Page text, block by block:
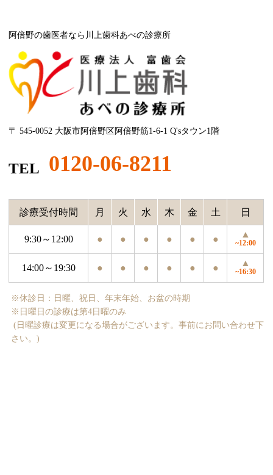
阿倍野の歯医者なら川上歯科あべの診療所
〒 545-0052 大阪市阿倍野区阿倍野筋1-6-1 Q'sタウン1階
TEL 0120-06-8211
診療受付時間 月 火 水 木 金 土 日
9:30～12:00 ● ● ● ● ● ● ▲
~12:00
14:00～19:30 ● ● ● ● ● ● ▲
~16:30
※休診日：日曜、祝日、年末年始、お盆の時期
※日曜日の診療は第4日曜のみ
(日曜診療は変更になる場合がございます。事前にお問い合わせ下
さい。)